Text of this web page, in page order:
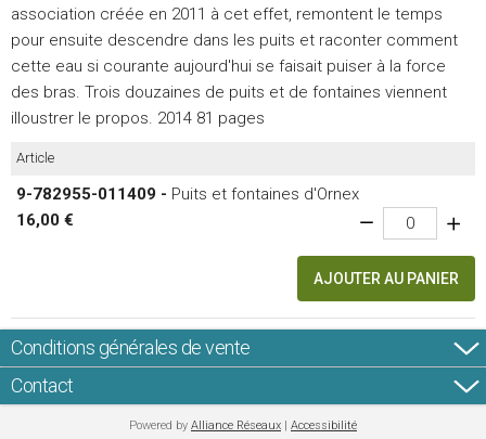
association créée en 2011 à cet effet, remontent le temps
pour ensuite descendre dans les puits et raconter comment
cette eau si courante aujourd'hui se faisait puiser à la force
des bras. Trois douzaines de puits et de fontaines viennent
illoustrer le propos. 2014 81 pages
Article
9-782955-011409 - Puits et fontaines d'Ornex
16,00 €
AJOUTER AU PANIER
Conditions générales de vente
Contact
Powered by Alliance Réseaux Accessibilité